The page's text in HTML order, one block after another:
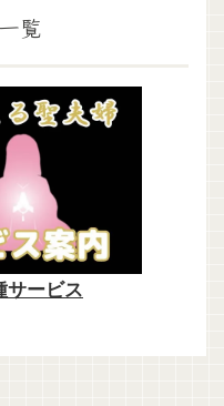
覧
サービス